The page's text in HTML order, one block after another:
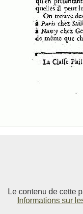
Le contenu de cette
Informations sur